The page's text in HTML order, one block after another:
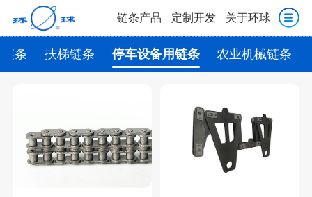
链条产品 定制开发 关于环球
条 扶梯链条 停车设备用链条 农业机械链条